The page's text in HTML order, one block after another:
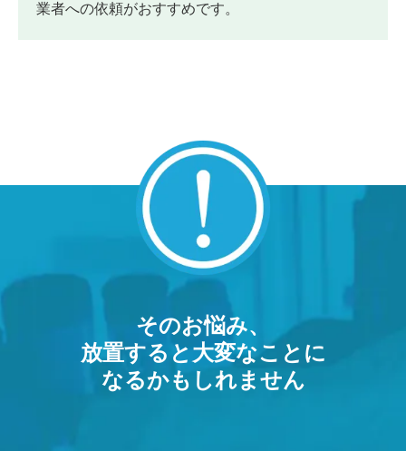
業者への依頼がおすすめです。
そのお悩み、
放置すると大変なことに
なるかもしれません